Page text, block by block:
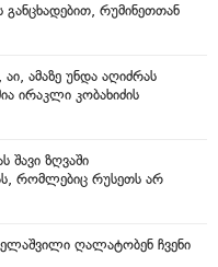
რუმინეთთან
ამაზე უნდა აღიძრას
ირაკლი კობახიძის
შავი ზღვაში
რომლებიც რუსეთს არ
ღალატობენ ჩვენი